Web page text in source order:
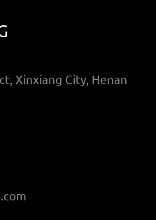
Xinxiang City, Henan